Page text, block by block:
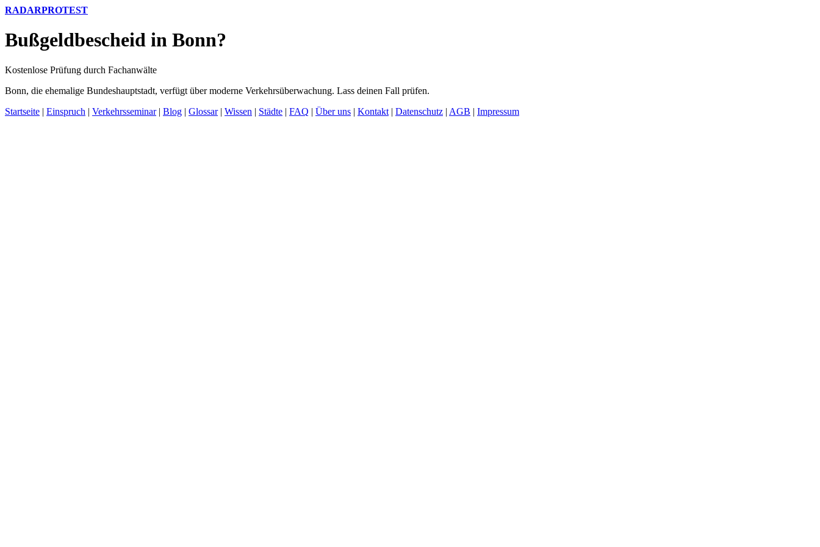
RADARPROTEST
Bußgeldbescheid in Bonn?
Kostenlose Prüfung durch Fachanwälte
Bonn, die ehemalige Bundeshauptstadt, verfügt über moderne Verkehrsüberwachung. Lass deinen Fall prüfen.
Startseite | Einspruch | Verkehrsseminar| Blog | Glossar| Wissen | Städte | FAQ | Über uns | Kontakt | Datenschutz | AGB | Impressum